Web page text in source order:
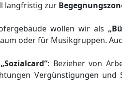
langfristig zur
wollen wir als
oder für Musikgruppen.
„Sozialcard“: Bezieher von
Vergünstigungen